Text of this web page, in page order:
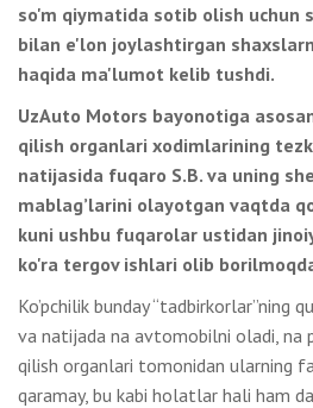
so'm qiymatida sotib olish
bilan e'lon joylashtirgan
haqida ma'lumot kelib tushdi.
UzAuto Motors bayonotiga
qilish organlari xodimlarining
natijasida fuqaro S.B. va uning
mablag’larini olayotgan vaqtda
kuni ushbu fuqarolar ustidan
ko'ra tergov ishlari olib
Ko’pchilik bunday “tadbirkorlar”ning
va natijada na avtomobilni oladi, na
qilish organlari tomonidan ularning
qaramay, bu kabi holatlar hali ham